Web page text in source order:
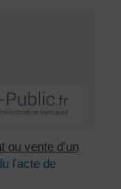
ou vente d'un
l'acte de